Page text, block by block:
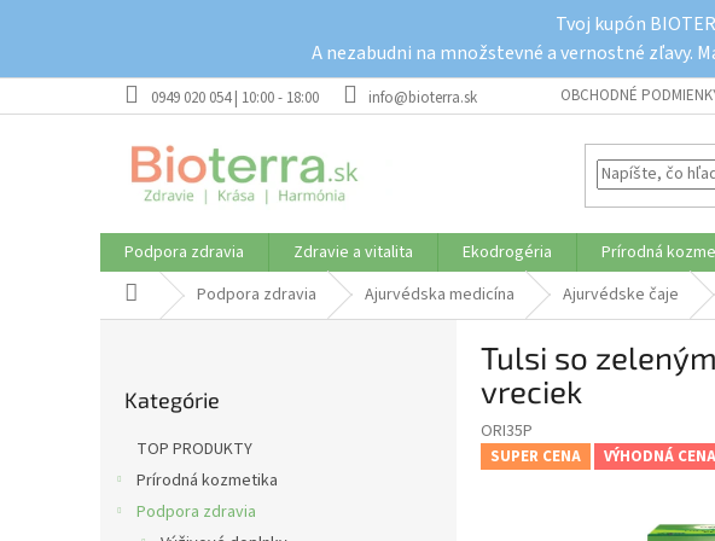
Tvoj kupón
A nezabudni na množstevné a vernostné zľavy.
0949 020 054 | 10:00 - 18:00 info@bioterra.sk OBCHODNÉ
Podpora zdravia Zdravie a vitalita Ekodrogéria Prírodná
DomovPodpora zdravia Ajurvédska medicína Ajurvédske čaje
kategórie
Kategórie
TOP PRODUKTY
Prírodná kozmetika
Podpora zdravia
Tulsi so
vreciek
ORI35P
SUPER CENA VÝHODNÁ CENA